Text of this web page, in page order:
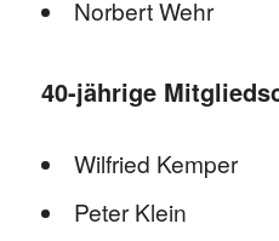
Norbert Wehr
40-jährige
Wilfried Kemper
Peter Klein